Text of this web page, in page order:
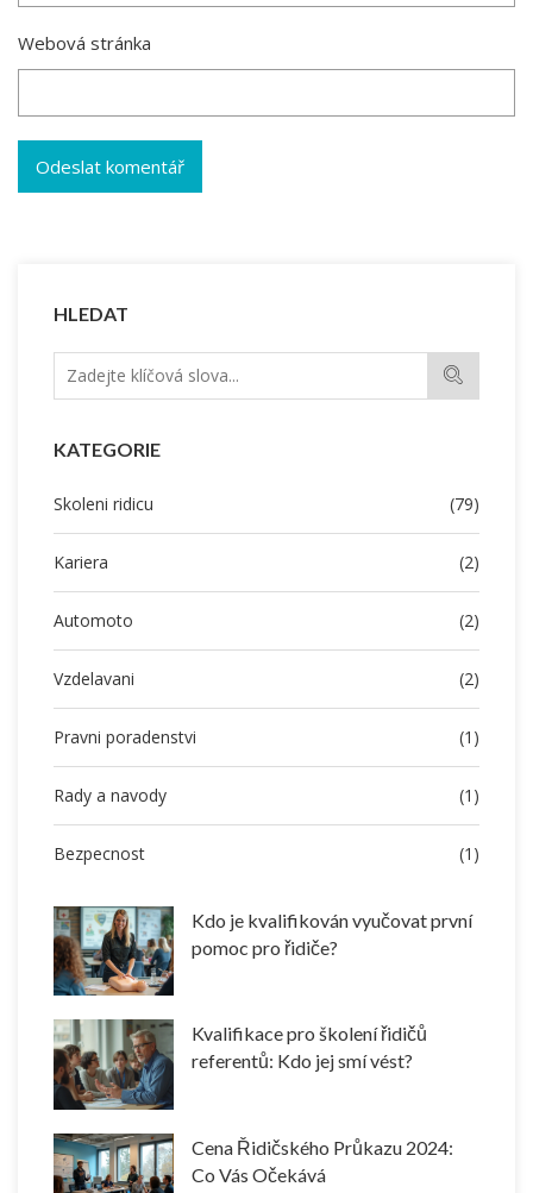
HLEDAT
KATEGORIE
Skoleni ridicu (79)
Kariera (2)
Automoto (2)
Vzdelavani (2)
Pravni poradenstvi (1)
Rady a navody (1)
Bezpecnost (1)
Kdo je kvalifikován vyučovat první
pomoc pro řidiče?
Kvalifikace pro školení řidičů
referentů: Kdo jej smí vést?
Cena Řidičského Průkazu 2024:
Co Vás Očekává
Webová stránka